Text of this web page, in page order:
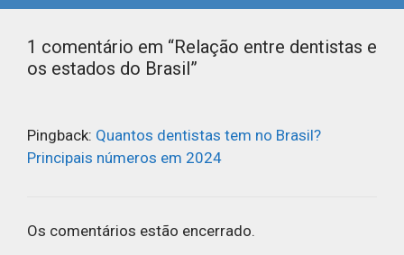
1 comentário em “Relação entre dentistas e
os estados do Brasil”
Pingback: Quantos dentistas tem no Brasil?
Principais números em 2024
Os comentários estão encerrado.